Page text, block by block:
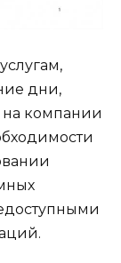
дни,
на компании